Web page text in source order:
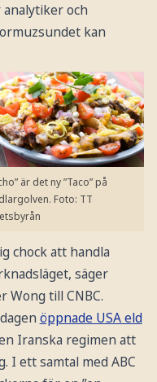
och
kan
är det ny ”Taco” på
Foto: TT
chock att handla
säger
Wong till CNBC.
öppnade USA eld
Iranska regimen att
I ett samtal med ABC